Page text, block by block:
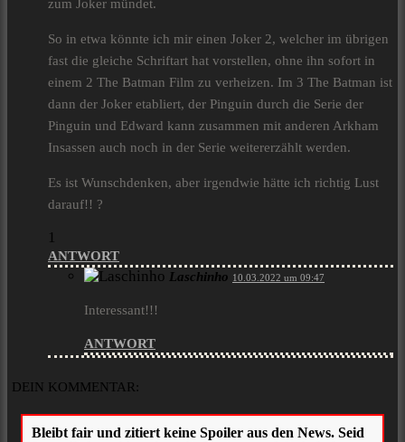
zum Joker mündet.
So in etwa könnte ich mir einen Joker 2, welcher im übrigen
fast die gleiche Schriftart hat vorstellen, ohne ihn sofort in
einem 2 The Batman Film zu verheizen. Im 3 The Batman ist
dann der Joker etabliert, der Pinguin durch die Serie der
Pinguin und Edward kann zusammen mit anderen Arkham
Insassen auch noch in der Serie weitererzählt werden.
Es ist Wunschdenken, aber irgendwie hätte ich richtig Lust
darauf!! ?
1
ANTWORT
Laschinho 10.03.2022 um 09:47
Interessant!!!
ANTWORT
DEIN KOMMENTAR: